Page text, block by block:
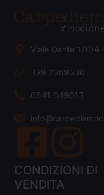
Viale Dante 170/A
329 2369330
0541 649013
CONDIZIONI DI
VENDITA